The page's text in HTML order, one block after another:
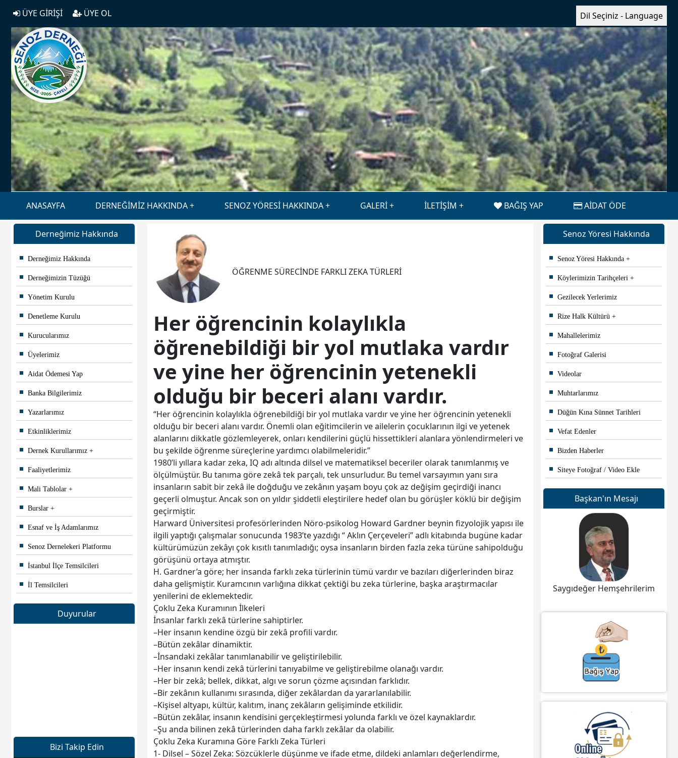
Dil Seçiniz - Language
ÜYE GİRİŞİ ÜYE OL
ANASAYFA DERNEĞİMİZ HAKKINDA SENOZ YÖRESİ HAKKINDA GALERİ İLETİŞİM BAĞIŞ YAP AİDAT ÖDE
Derneğimiz Hakkında
Derneğimiz Hakkında
Derneğimizin Tüzüğü
Yönetim Kurulu
Denetleme Kurulu
Kurucularımız
Üyelerimiz
Aidat Ödemesi Yap
Banka Bilgilerimiz
Yazarlarımız
Etkinliklerimiz
Dernek Kurullarımız
Faaliyetlerimiz
Mali Tablolar
Burslar
Esnaf ve İş Adamlarımız
Senoz Dernelekeri Platformu
İstanbul İlçe Temsilcileri
İl Temsilcileri
Duyurular
Bizi Takip Edin
ÖĞRENME SÜRECINDE FARKLI ZEKA TÜRLERI
Her öğrencinin kolaylıkla
öğrenebildiği bir yol mutlaka vardır
ve yine her öğrencinin yetenekli
olduğu bir beceri alanı vardır.
“Her öğrencinin kolaylıkla öğrenebildiği bir yol mutlaka vardır ve yine her öğrencinin yetenekli
olduğu bir beceri alanı vardır. Önemli olan eğitimcilerin ve ailelerin çocuklarının ilgi ve yetenek
alanlarını dikkatle gözlemleyerek, onları kendilerini güçlü hissettikleri alanlara yönlendirmeleri ve
bu şekilde öğrenme süreçlerine yardımcı olabilmeleridir.”
1980’li yıllara kadar zeka, IQ adı altında dilsel ve matematiksel beceriler olarak tanımlanmış ve
ölçülmüştür. Bu tanıma göre zekâ tek parçalı, tek unsurludur. Bu temel varsayımın yanı sıra
insanların sabit bir zekâ ile doğduğu ve zekânın yaşam boyu çok az değişim geçirdiği inancı
geçerli olmuştur. Ancak son on yıldır şiddetli eleştirilere hedef olan bu görüşler köklü bir değişim
geçirmiştir.
Harward Üniversitesi profesörlerinden Nöro-psikolog Howard Gardner beynin fizyolojik yapısı ile
ilgili yaptığı çalışmalar sonucunda 1983’te yazdığı “ Aklın Çerçeveleri” adlı kitabında bugüne kadar
kültürümüzün zekâyı çok kısıtlı tanımladığı; oysa insanların birden fazla zeka türüne sahipolduğu
görüşünü ortaya atmıştır.
H. Gardner’a göre; her insanda farklı zeka türlerinin tümü vardır ve bazıları diğerlerinden biraz
daha gelişmiştir. Kuramcının varlığına dikkat çektiği bu zeka türlerine, başka araştırmacılar
yenilerini de eklemektedir.
Çoklu Zeka Kuramının İlkeleri
İnsanlar farklı zekâ türlerine sahiptirler.
–Her insanın kendine özgü bir zekâ profili vardır.
–Bütün zekâlar dinamiktir.
–İnsandaki zekâlar tanımlanabilir ve geliştirilebilir.
–Her insanın kendi zekâ türlerini tanıyabilme ve geliştirebilme olanağı vardır.
–Her bir zekâ; bellek, dikkat, algı ve sorun çözme açısından farklıdır.
–Bir zekânın kullanımı sırasında, diğer zekâlardan da yararlanılabilir.
–Kişisel altyapı, kültür, kalıtım, inanç zekâların gelişiminde etkilidir.
–Bütün zekâlar, insanın kendisini gerçekleştirmesi yolunda farklı ve özel kaynaklardır.
–Şu anda bilinen zekâ türlerinden daha farklı zekâlar da olabilir.
Çoklu Zeka Kuramına Göre Farklı Zeka Türleri
1- Dilsel – Sözel Zeka: Sözcüklerle düşünme ve ifade etme, dildeki anlamları değerlendirme,
Senoz Yöresi Hakkında
Senoz Yöresi Hakkında
Köylerimizin Tarihçeleri
Gezilecek Yerlerimiz
Rize Halk Kültürü
Mahallelerimiz
Fotoğraf Galerisi
Videolar
Muhtarlarımız
Düğün Kına Sünnet Tarihleri
Vefat Edenler
Bizden Haberler
Siteye Fotoğraf / Video Ekle
Başkan'ın Mesajı
Saygıdeğer Hemşehrilerim